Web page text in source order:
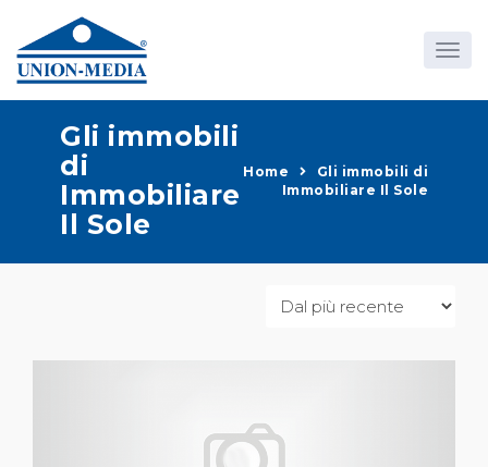
Gli immobili
di
Immobiliare
Il Sole
Home
Gli immobili di
Immobiliare Il Sole